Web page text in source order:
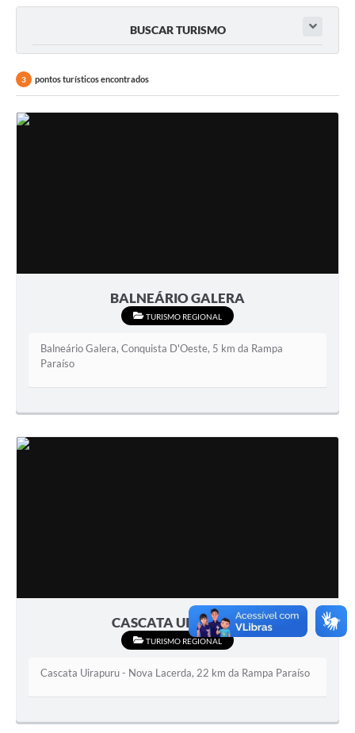
BUSCAR TURISMO
3 pontos turísticos encontrados
BALNEÁRIO GALERA
TURISMO REGIONAL
Balneário Galera, Conquista D'Oeste, 5 km da Rampa
Paraíso
CASCATA UIRAPURU
TURISMO REGIONAL
Cascata Uirapuru - Nova Lacerda, 22 km da Rampa Paraíso